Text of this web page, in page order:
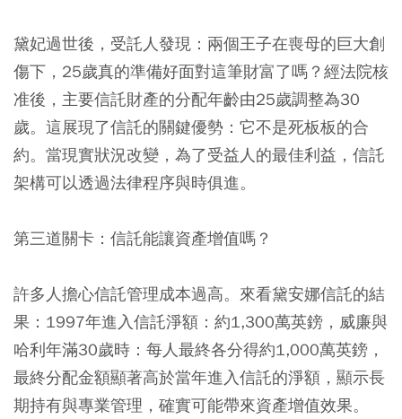
黛妃過世後，受託人發現：兩個王子在喪母的巨大創
傷下，25歲真的準備好面對這筆財富了嗎？經法院核
准後，主要信託財產的分配年齡由25歲調整為30
歲。這展現了信託的關鍵優勢：它不是死板板的合
約。當現實狀況改變，為了受益人的最佳利益，信託
架構可以透過法律程序與時俱進。
第三道關卡：信託能讓資產增值嗎？
許多人擔心信託管理成本過高。來看黛安娜信託的結
果：1997年進入信託淨額：約1,300萬英鎊，威廉與
哈利年滿30歲時：每人最終各分得約1,000萬英鎊，
最終分配金額顯著高於當年進入信託的淨額，顯示長
期持有與專業管理，確實可能帶來資產增值效果。